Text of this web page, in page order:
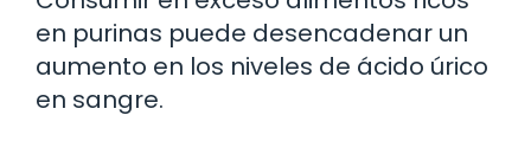
en purinas puede desencadenar un
aumento en los niveles de ácido úrico
en sangre.